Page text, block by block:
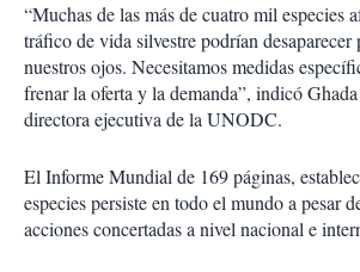
“Muchas de las más de cuatro mil especies
tráfico de vida silvestre podrían desaparecer
nuestros ojos. Necesitamos medidas
frenar la oferta y la demanda”, indicó
directora ejecutiva de la UNODC.
El Informe Mundial de 169 páginas,
especies persiste en todo el mundo a pesar
acciones concertadas a nivel nacional e